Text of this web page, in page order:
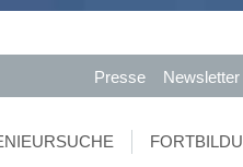
Presse Newsletter